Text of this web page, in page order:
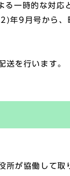
一時的な対応
年9月号から、
を行います。
が協働して取